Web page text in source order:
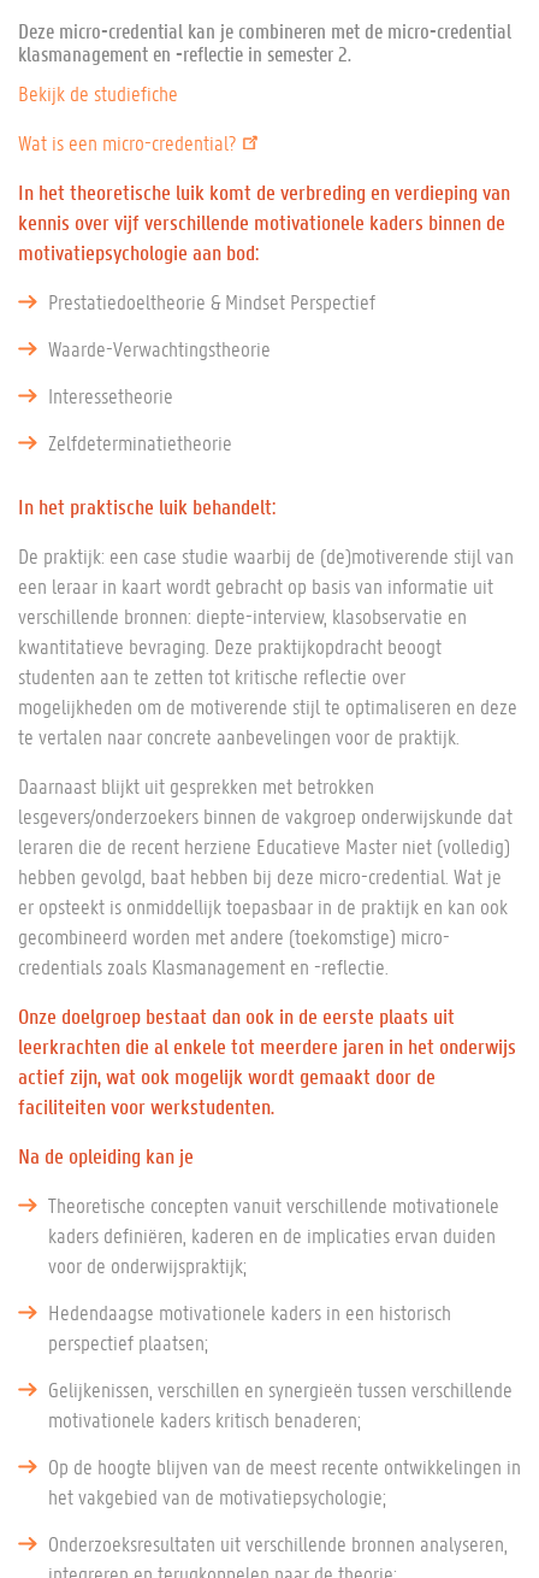
Deze micro-credential kan je combineren met de micro-credential
klasmanagement en -reflectie in semester 2.
Bekijk de studiefiche
Wat is een micro-credential?
In het theoretische luik komt de verbreding en verdieping van
kennis over vijf verschillende motivationele kaders binnen de
motivatiepsychologie aan bod:
Prestatiedoeltheorie & Mindset Perspectief
Waarde-Verwachtingstheorie
Interessetheorie
Zelfdeterminatietheorie
In het praktische luik behandelt:
De praktijk: een case studie waarbij de (de)motiverende stijl van
een leraar in kaart wordt gebracht op basis van informatie uit
verschillende bronnen: diepte-interview, klasobservatie en
kwantitatieve bevraging. Deze praktijkopdracht beoogt
studenten aan te zetten tot kritische reflectie over
mogelijkheden om de motiverende stijl te optimaliseren en deze
te vertalen naar concrete aanbevelingen voor de praktijk.
Daarnaast blijkt uit gesprekken met betrokken
lesgevers/onderzoekers binnen de vakgroep onderwijskunde dat
leraren die de recent herziene Educatieve Master niet (volledig)
hebben gevolgd, baat hebben bij deze micro-credential. Wat je
er opsteekt is onmiddellijk toepasbaar in de praktijk en kan ook
gecombineerd worden met andere (toekomstige) micro-
credentials zoals Klasmanagement en -reflectie.
Onze doelgroep bestaat dan ook in de eerste plaats uit
leerkrachten die al enkele tot meerdere jaren in het onderwijs
actief zijn, wat ook mogelijk wordt gemaakt door de
faciliteiten voor werkstudenten.
Na de opleiding kan je
Theoretische concepten vanuit verschillende motivationele
kaders definiëren, kaderen en de implicaties ervan duiden
voor de onderwijspraktijk;
Hedendaagse motivationele kaders in een historisch
perspectief plaatsen;
Gelijkenissen, verschillen en synergieën tussen verschillende
motivationele kaders kritisch benaderen;
Op de hoogte blijven van de meest recente ontwikkelingen in
het vakgebied van de motivatiepsychologie;
Onderzoeksresultaten uit verschillende bronnen analyseren,